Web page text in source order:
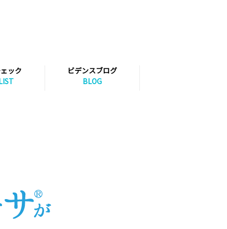
ック
ビデンスブログ
BLOG